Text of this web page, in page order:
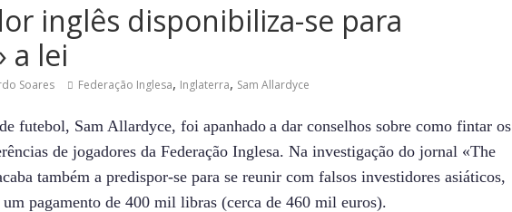
inglês disponibiliza-se para
a lei
Soares Federação Inglesa, Inglaterra, Sam Allardyce
futebol, Sam Allardyce, foi apanhado a dar conselhos sobre como fintar os
de jogadores da Federação Inglesa. Na investigação do jornal «The
também a predispor-se para se reunir com falsos investidores asiáticos,
um pagamento de 400 mil libras (cerca de 460 mil euros).